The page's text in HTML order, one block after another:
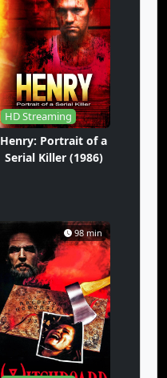
HD Streaming
Henry: Portrait of a
Serial Killer (1986)
98 min